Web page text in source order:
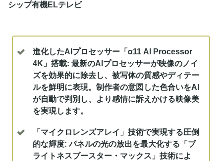
シップ有機ELテレビ
進化したAIプロセッサー「α11 AI Processor
4K」搭載: 最新のAIプロセッサーが映像のノイ
ズを効果的に除去し、被写体の質感やディテー
ルを鮮明に表現。制作者の意図した色合いをAI
が自動で判別し、より感情に訴えかける映像美
を実現します。
「マイクロレンズアレイ」技術で実現する圧倒
的な輝度: パネルの光の放出を最大化する「ブ
ライトネスブースター・マックス」技術によ